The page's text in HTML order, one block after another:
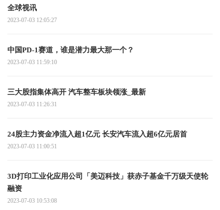
全球视讯
2023-07-03 12:05:27
中国PD-1赛道，谁是潜力最大那一个？
2023-07-03 11:59:10
三大股指集体高开 汽车整车板块领涨_最新
2023-07-03 11:26:31
24股主力资金净流入超1亿元 长安汽车流入超6亿元居首
2023-07-03 11:00:51
3D打印工业化应用公司「美迈科技」获赤子基金千万级天使轮
融资
2023-07-03 10:53:08